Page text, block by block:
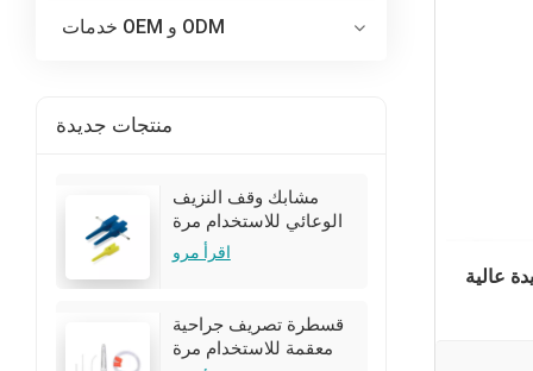
خدمات OEM و ODM
منتجات جديدة
مشابك وقف النزيف
الوعائي للاستخدام مرة
واحدة للجراحة
اقرأ مرو
قسطرة تصريف جراحية
معقمة للاستخدام مرة
عالية